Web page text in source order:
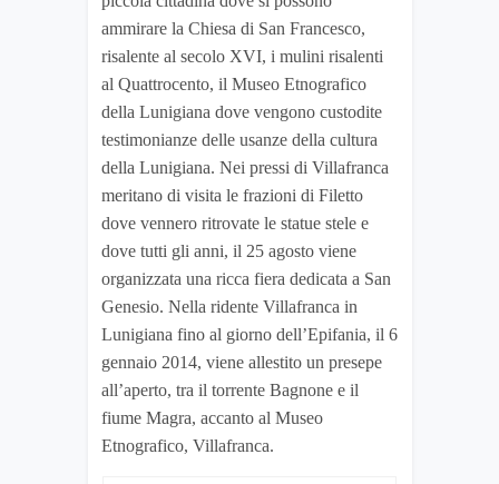
ammirare la Chiesa di San Francesco,
risalente al secolo XVI, i mulini risalenti
al Quattrocento, il Museo Etnografico
della Lunigiana dove vengono custodite
testimonianze delle usanze della cultura
della Lunigiana. Nei pressi di Villafranca
meritano di visita le frazioni di Filetto
dove vennero ritrovate le statue stele e
dove tutti gli anni, il 25 agosto viene
organizzata una ricca fiera dedicata a San
Genesio. Nella ridente Villafranca in
Lunigiana fino al giorno dell’Epifania, il 6
gennaio 2014, viene allestito un presepe
all’aperto, tra il torrente Bagnone e il
fiume Magra, accanto al Museo
Etnografico, Villafranca.